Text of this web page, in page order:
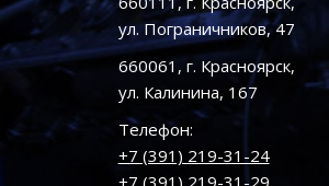
ул. Пограничников, 47
660061, г. Красноярск,
ул. Калинина, 167
Телефон:
+7 (391) 219-31-24
+7 (391) 219-31-29